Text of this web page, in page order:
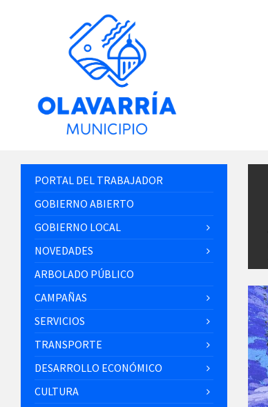
PORTAL DEL TRABAJADOR
GOBIERNO ABIERTO
GOBIERNO LOCAL
NOVEDADES
ARBOLADO PÚBLICO
CAMPAÑAS
SERVICIOS
TRANSPORTE
DESARROLLO ECONÓMICO
CULTURA